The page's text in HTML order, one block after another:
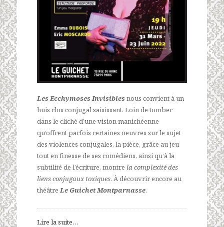
Les Ecchymoses Invisiblesnous convient à un
huis clos conjugal saisissant. Loin de tomber
dans le cliché d’une vision manichéenne
qu’offrent parfois certaines oeuvres sur le sujet
des violences conjugales, la pièce, grâce au jeu
tout en finesse de ses comédiens, ainsi qu’à la
subtilité de l’écriture, montre la complexité des
liens conjugaux toxiques. À découvrir encore au
théâtre Le Guichet Montparnasse.
Lire la suite…